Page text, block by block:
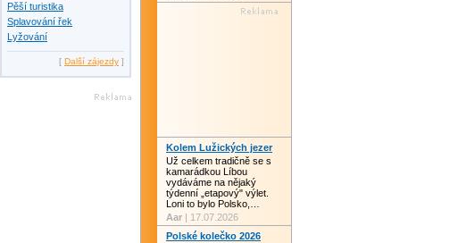
Pěší turistika
Splavování řek
Lyžování
[ Další zájezdy ]
Kolem Lužických jezer
Už celkem tradičně se s
kamarádkou Líbou
vydáváme na nějaký
týdenní „etapový" výlet.
Loni to bylo Polsko,…
Aar | 17.07.2026
Polské kolečko 2026